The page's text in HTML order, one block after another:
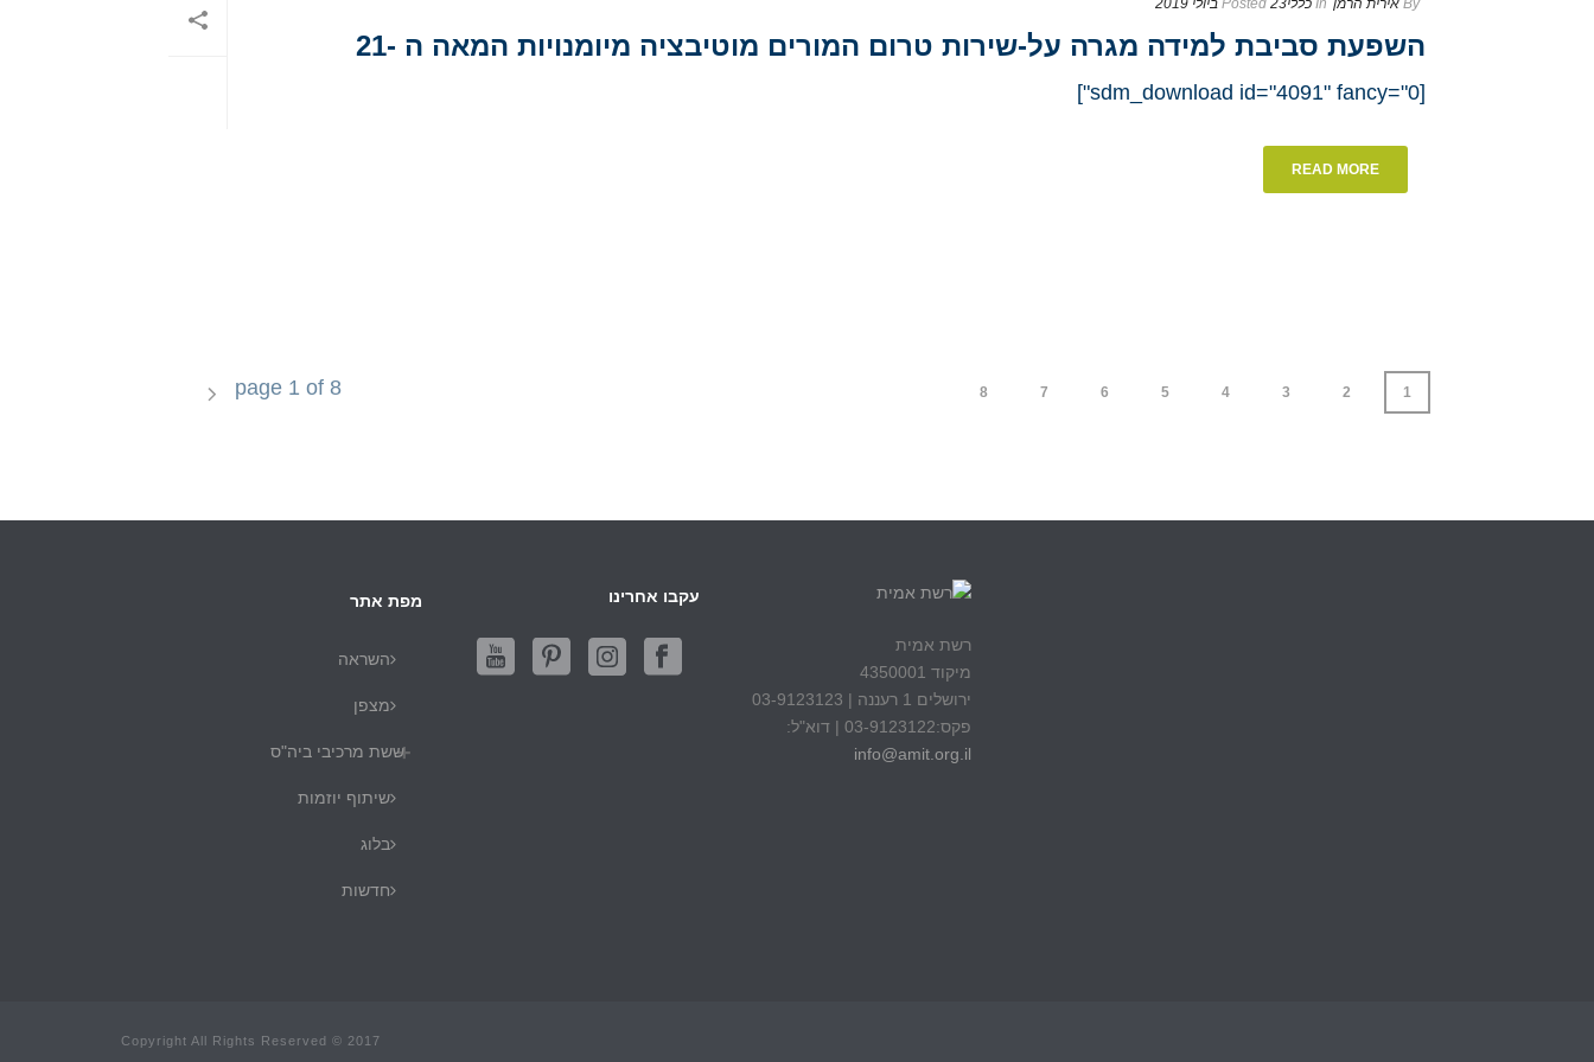
By אירית הרמן In כללי Posted 23 ביולי 2019
השפעת סביבת למידה מגרה על-שירות טרום המורים מוטיבציה מיומנויות המאה ה -21
[sdm_download id="4091" fancy="0"]
READ MORE
1
2
3
4
5
6
7
8
page 1 of 8
מפת אתר
השראה
מצפן
ששת מרכיבי ביה"ס
שיתוף יוזמות
בלוג
חדשות
עקבו אחרינו
רשת אמית
מיקוד 4350001
ירושלים 1 רעננה | 03-9123123
פקס:03-9123122 | דוא"ל:
info@amit.org.il
Copyright All Rights Reserved © 2017